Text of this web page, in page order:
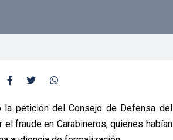
la petición del Consejo de Defensa del
fraude en Carabineros, quienes habían